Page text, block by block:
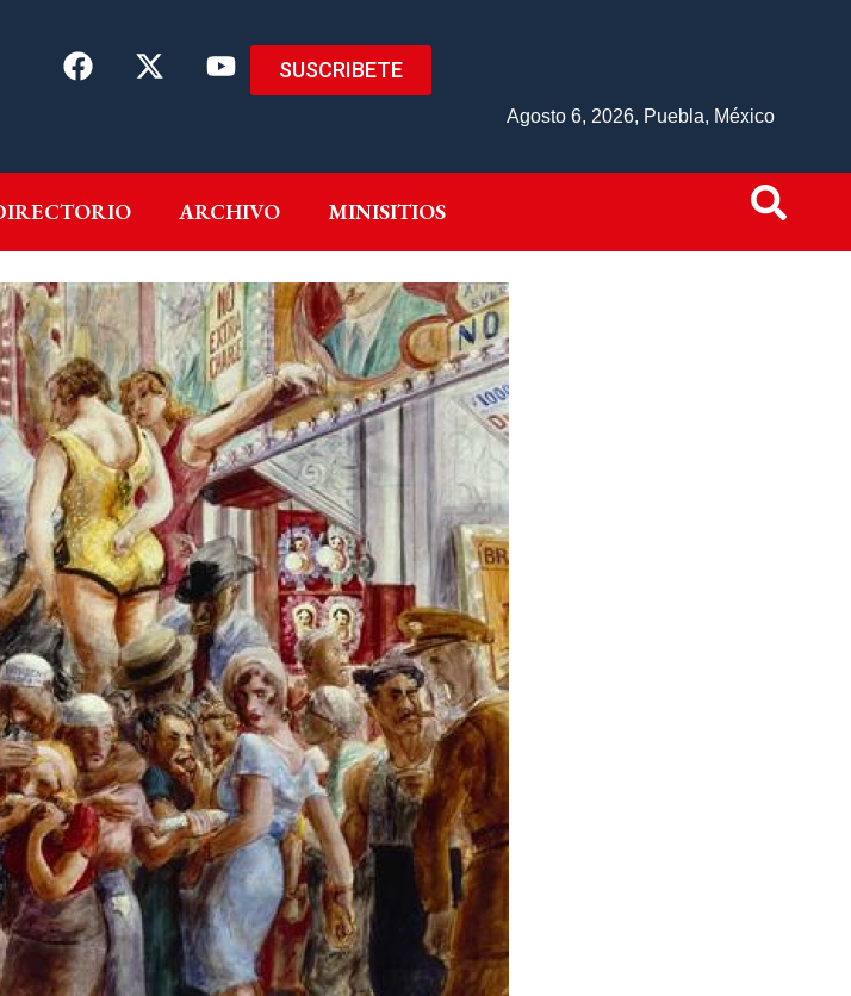
SUSCRIBETE
Agosto 6, 2026, Puebla, México
ARCHIVO MINISITIOS
DIRECTORIO ARCHIVO MINISITIOS